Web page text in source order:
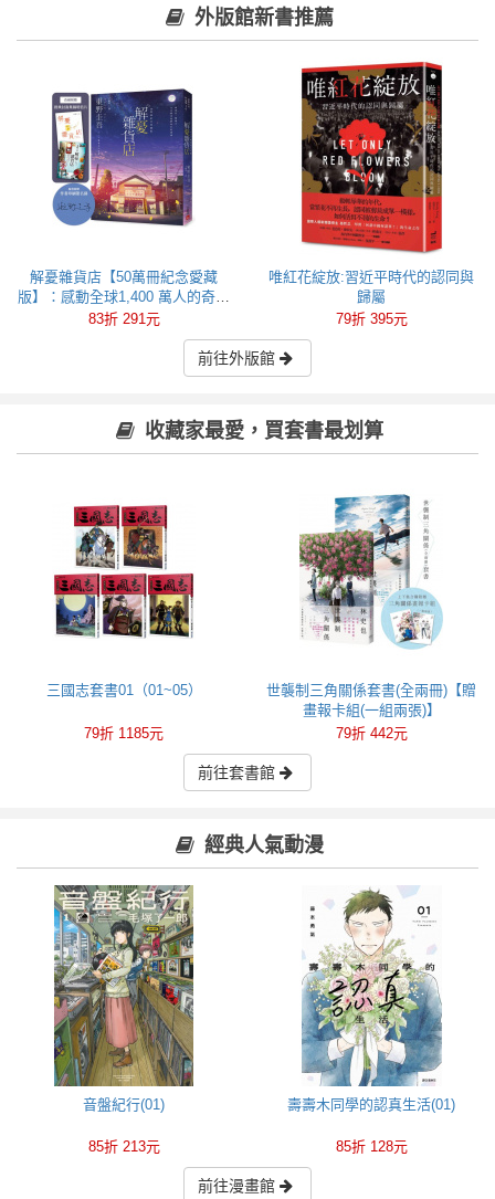
外版館新書推薦
解憂雜貨店【50萬冊紀念愛藏
版】：感動全球1,400 萬人的奇蹟
之書，東野圭吾最令人感動落淚
83折 291元
唯紅花綻放:習近平時代的認同與
歸屬
79折 395元
前往外版館
收藏家最愛，買套書最划算
三國志套書01（01~05）
79折 1185元
世襲制三角關係套書(全兩冊)【贈
畫報卡組(一組兩張)】
79折 442元
前往套書館
經典人氣動漫
音盤紀行(01)
85折 213元
壽壽木同學的認真生活(01)
85折 128元
前往漫畫館